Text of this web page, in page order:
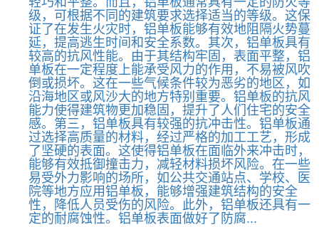
级，可根据不同的建筑要求选择适当的等级。这保
证了在发生火灾时，铝单板能够有效地阻隔火势蔓
延，提高逃生时间和安全系数。其次，铝单板具有
较高的抗风性能。由于其结构牢固，表面平整，铝
单板在一定程度上能承受风力的作用，不易被风吹
倒或损坏。这在一些气候条件较为恶劣的地区，如
沿海地区或风沙大的地方特别重要。铝单板的抗风
能力使得建筑物更加稳固，提升了人们住宅的安全
感。第三，铝单板具有较强的抗冲击性。铝单板通
过选择高质量的材料，经过严格的加工工艺，形成
了坚硬的表面。这使得铝单板在面临外来冲击时，
能够有效抵御撞击力，减轻材料损坏风险。在一些
易受外力影响的场所，如公共交通站点、学校、医
院等地方应用铝单板，能够增强建筑结构的安全
性，降低人员受伤的风险。此外，铝单板还具有一
定的耐腐蚀性。铝单板表面做好了防腐...